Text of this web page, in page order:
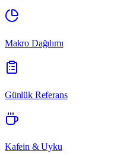
Makro Dağılımı
Günlük Referans
Kafein & Uyku